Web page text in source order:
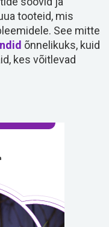
tooteid, mis
See mitte
õnnelikuks, kuid
kes võitlevad